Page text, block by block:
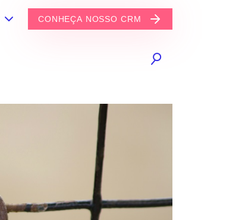
CONHEÇA NOSSO CRM